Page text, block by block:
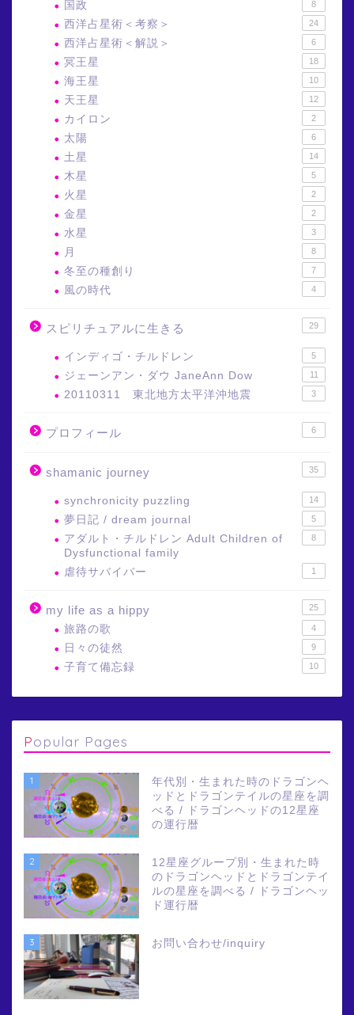
国政 8
西洋占星術＜考察＞ 24
西洋占星術＜解説＞ 6
冥王星 18
海王星 10
天王星 12
カイロン 2
太陽 6
土星 14
木星 5
火星 2
金星 2
水星 3
月 8
冬至の種創り 7
風の時代 4
スピリチュアルに生きる 29
インディゴ・チルドレン 5
ジェーンアン・ダウ JaneAnn Dow 11
20110311 東北地方太平洋沖地震 3
プロフィール 6
shamanic journey 35
synchronicity puzzling 14
夢日記 / dream journal 5
アダルト・チルドレン Adult Children of
Dysfunctional family
8
虐待サバイバー 1
my life as a hippy 25
旅路の歌 4
日々の徒然 9
子育て備忘録 10
Popular Pages
1
年代別・生まれた時のドラゴンヘ
ッドとドラゴンテイルの星座を調
べる / ドラゴンヘッドの12星座
の運行暦
2
12星座グループ別・生まれた時
のドラゴンヘッドとドラゴンテイ
ルの星座を調べる / ドラゴンヘッ
ド運行暦
3 お問い合わせ/inquiry